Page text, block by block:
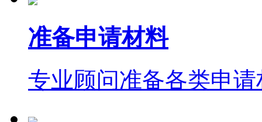
准备申请材料
专业顾问准备各类申请